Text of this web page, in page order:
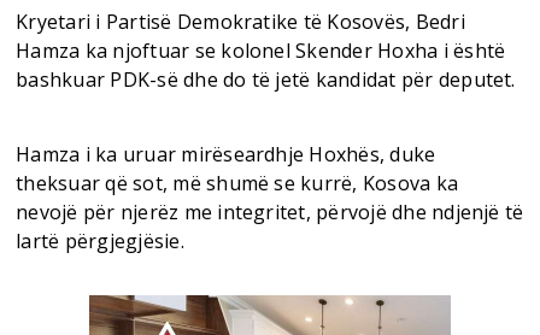
Kryetari i Partisë Demokratike të Kosovës, Bedri
Hamza ka njoftuar se kolonel Skender Hoxha i është
bashkuar PDK-së dhe do të jetë kandidat për deputet.
Hamza i ka uruar mirëseardhje Hoxhës, duke
theksuar që sot, më shumë se kurrë, Kosova ka
nevojë për njerëz me integritet, përvojë dhe ndjenjë të
lartë përgjegjësie.